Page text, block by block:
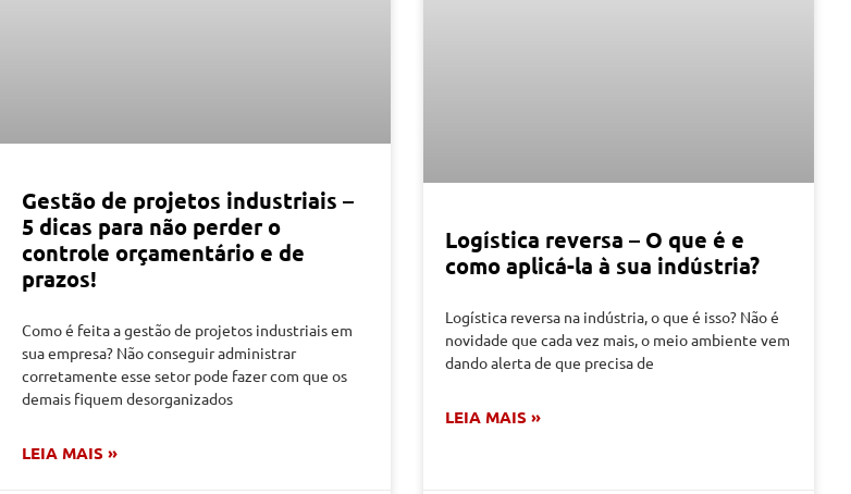
Gestão de projetos industriais –
5 dicas para não perder o
controle orçamentário e de
prazos!
Como é feita a gestão de projetos industriais em
sua empresa? Não conseguir administrar
corretamente esse setor pode fazer com que os
demais fiquem desorganizados
LEIA MAIS »
Logística reversa – O que é e
como aplicá-la à sua indústria?
Logística reversa na indústria, o que é isso? Não é
novidade que cada vez mais, o meio ambiente vem
dando alerta de que precisa de
LEIA MAIS »